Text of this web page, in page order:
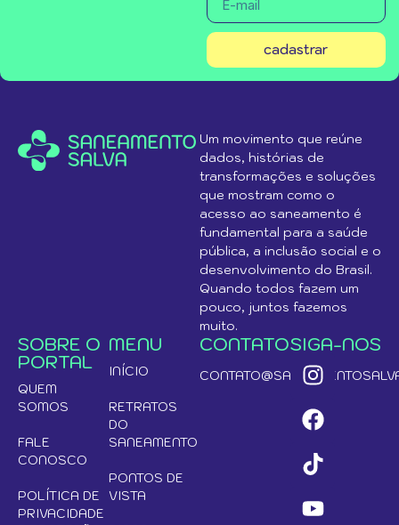
cadastrar
Um movimento que reúne
dados, histórias de
transformações e soluções
que mostram como o
acesso ao saneamento é
fundamental para a saúde
pública, a inclusão social e o
desenvolvimento do Brasil.
Quando todos fazem um
pouco, juntos fazemos
muito.
SOBRE O
PORTAL
QUEM
SOMOS
FALE
CONOSCO
POLÍTICA DE
PRIVACIDADE
MENU
INÍCIO
RETRATOS
DO
SANEAMENTO
PONTOS DE
VISTA
CONTATOSIGA-NOS